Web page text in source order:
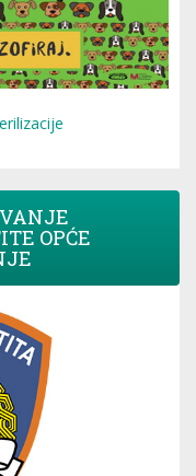
OPĆE